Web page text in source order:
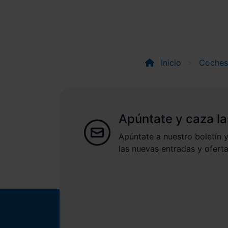
Inicio
Apúntate y caza
Apúntate a nuestro boletín
las nuevas entradas y